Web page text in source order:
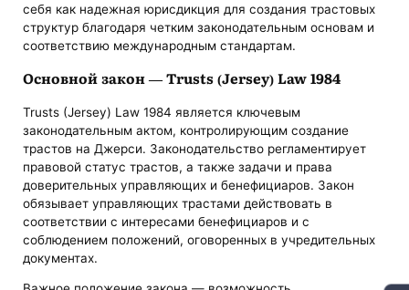
себя как надежная юрисдикция для создания трастовых
структур благодаря четким законодательным основам и
соответствию международным стандартам.
Основной закон — Trusts (Jersey) Law 1984
Trusts (Jersey) Law 1984 является ключевым
законодательным актом, контролирующим создание
трастов на Джерси. Законодательство регламентирует
правовой статус трастов, а также задачи и права
доверительных управляющих и бенефициаров. Закон
обязывает управляющих трастами действовать в
соответствии с интересами бенефициаров и с
соблюдением положений, оговоренных в учредительных
документах.